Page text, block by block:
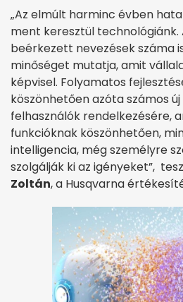
„Az elmúlt harminc évben
ment keresztül technológiánk.
beérkezett nevezések száma
minőséget mutatja, amit
képvisel. Folyamatos
köszönhetően azóta számos
felhasználók rendelkezésére,
funkcióknak köszönhetően,
intelligencia, még személyre
szolgálják ki az igényeket”,
Zoltán, a Husqvarna